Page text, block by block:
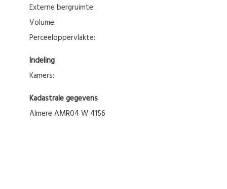
Externe bergruimte:
Volume:
Perceeloppervlakte:
Indeling
Kamers:
Kadastrale gegevens
Almere AMR04 W 4156